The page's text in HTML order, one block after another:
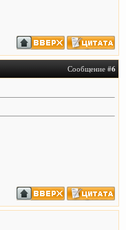
Сообщение #6